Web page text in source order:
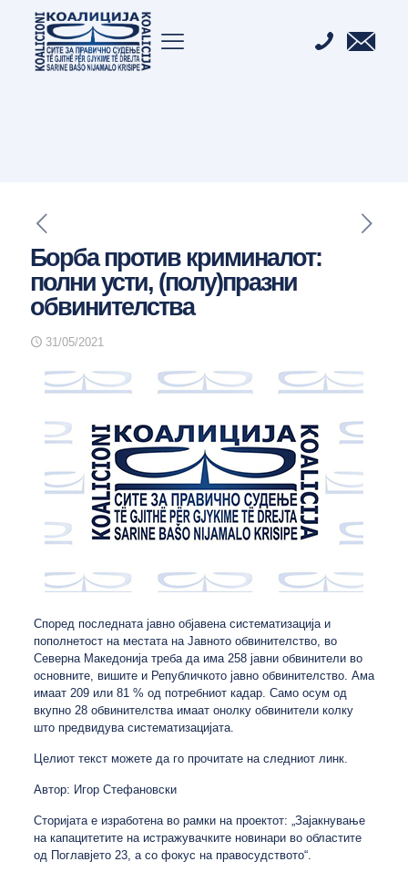
Борба против криминалот:
полни усти, (полу)празни
обвинителства
31/05/2021
Според последната јавно објавена систематизација и
пополнетост на местата на Јавното обвинителство, во
Северна Македонија треба да има 258 јавни обвинители во
основните, вишите и Републичкото јавно обвинителство. Ама
имаат 209 или 81 % од потребниот кадар. Само осум од
вкупно 28 обвинителства имаат онолку обвинители колку
што предвидува систематизацијата.
Целиот текст можете да го прочитате на следниот линк.
Автор: Игор Стефановски
Сторијата е изработена во рамки на проектот: „Зајакнување
на капацитетите на истражувачките новинари во областите
од Поглавјето 23, а со фокус на правосудството“.